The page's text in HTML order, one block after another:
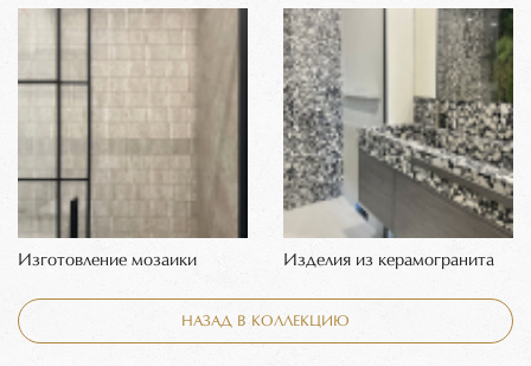
Изготовление мозаики Изделия из керамогранита
НАЗАД В КОЛЛЕКЦИЮ